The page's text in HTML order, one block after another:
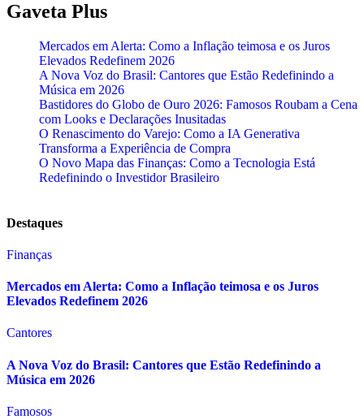
Gaveta Plus
Mercados em Alerta: Como a Inflação teimosa e os Juros
Elevados Redefinem 2026
A Nova Voz do Brasil: Cantores que Estão Redefinindo a
Música em 2026
Bastidores do Globo de Ouro 2026: Famosos Roubam a Cena
com Looks e Declarações Inusitadas
O Renascimento do Varejo: Como a IA Generativa
Transforma a Experiência de Compra
O Novo Mapa das Finanças: Como a Tecnologia Está
Redefinindo o Investidor Brasileiro
Destaques
Finanças
Mercados em Alerta: Como a Inflação teimosa e os Juros
Elevados Redefinem 2026
Cantores
A Nova Voz do Brasil: Cantores que Estão Redefinindo a
Música em 2026
Famosos